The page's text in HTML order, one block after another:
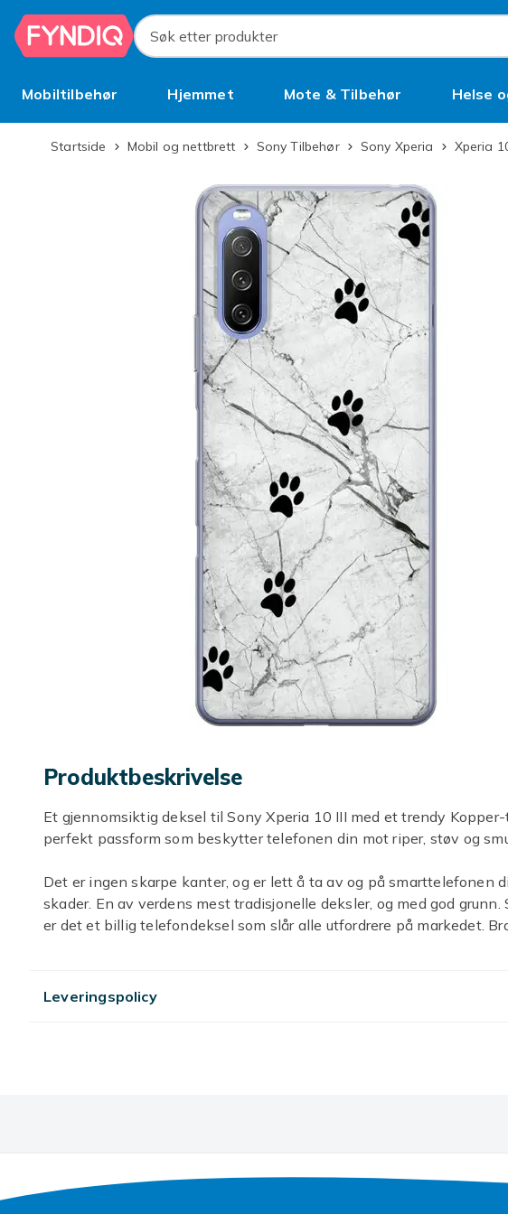
Hopp til hovedinnhold
Søk etter produkter
Mobiltilbehør Hjemmet Mote & Tilbehør Helse
BruktStartside Mobil og nettbrett Sony Tilbehør Sony Xperia Xperia
Produktbeskrivelse
Et gjennomsiktig deksel til Sony Xperia 10 III med et trendy
perfekt passform som beskytter telefonen din mot riper, støv og
Det er ingen skarpe kanter, og er lett å ta av og på smarttelefonen
skader. En av verdens mest tradisjonelle deksler, og med god
er det et billig telefondeksel som slår alle utfordrere på markedet.
og venner. Passer til Sony Xperia 10 III. Nøye utvalgt Kopper-
-Vårt Kopper-deksel har en lett fargekombinasjon som er både
installering, festes på telefonen på noen sekunder.
Leveringspolicy